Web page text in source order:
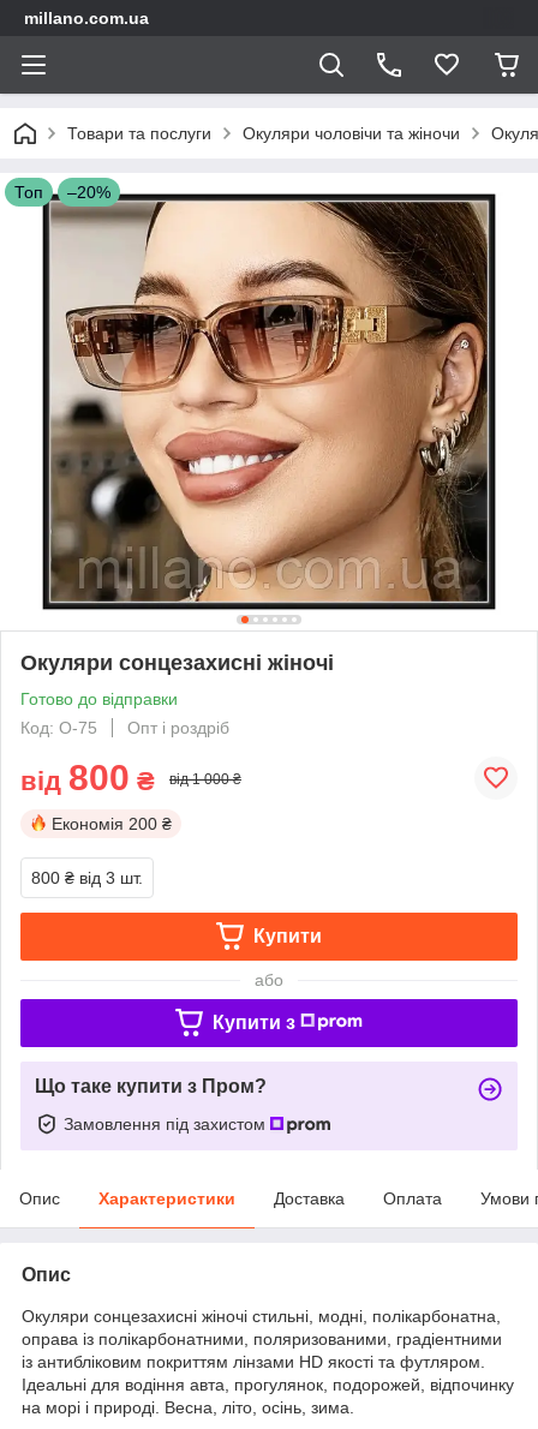
millano.com.ua
Товари та послуги Окуляри чоловічи та жіночи
Топ –20%
Окуляри сонцезахисні жіночі
Готово до відправки
Код: O-75
Опт і роздріб
від 800 ₴ від 1 000 ₴
Економія 200 ₴
800 ₴ від 3 шт.
Купити
або
Купити з
Що таке купити з Пром?
Замовлення під захистом
Опис Характеристики Доставка Оплата Умови
Опис
Окуляри сонцезахисні жіночі стильні, модні, полікарбонатна,
оправа із полікарбонатними, поляризованими, градіентними
із антибліковим покриттям лінзами HD якості та футляром.
Ідеальні для водіння авта, прогулянок, подорожей, відпочинку
на морі і природі. Весна, літо, осінь, зима.